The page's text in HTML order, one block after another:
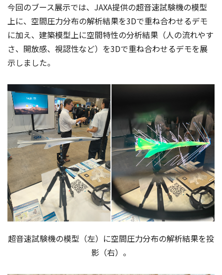
今回のブース展示では、JAXA提供の超音速試験機の模型
上に、空間圧力分布の解析結果を3Dで重ね合わせるデモ
に加え、建築模型上に空間特性の分析結果（人の流れやす
さ、開放感、視認性など）を3Dで重ね合わせるデモを展
示しました。
超音速試験機の模型（左）に空間圧力分布の解析結果を投
影（右）。